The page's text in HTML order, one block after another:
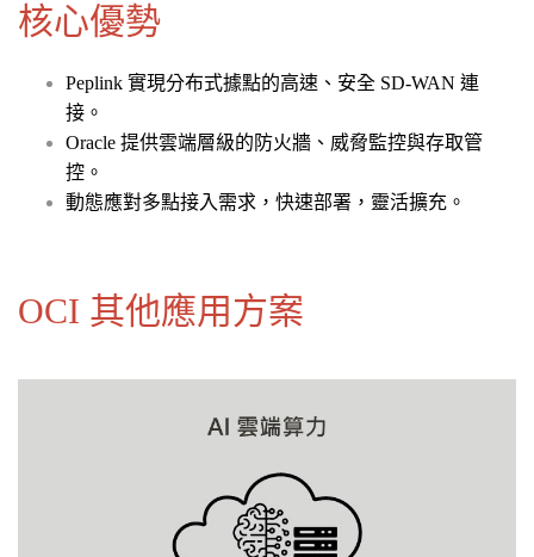
核心優勢
Peplink 實現分布式據點的高速、安全 SD-WAN 連
接。
Oracle 提供雲端層級的防火牆、威脅監控與存取管
控。
動態應對多點接入需求，快速部署，靈活擴充。
OCI 其他應用方案